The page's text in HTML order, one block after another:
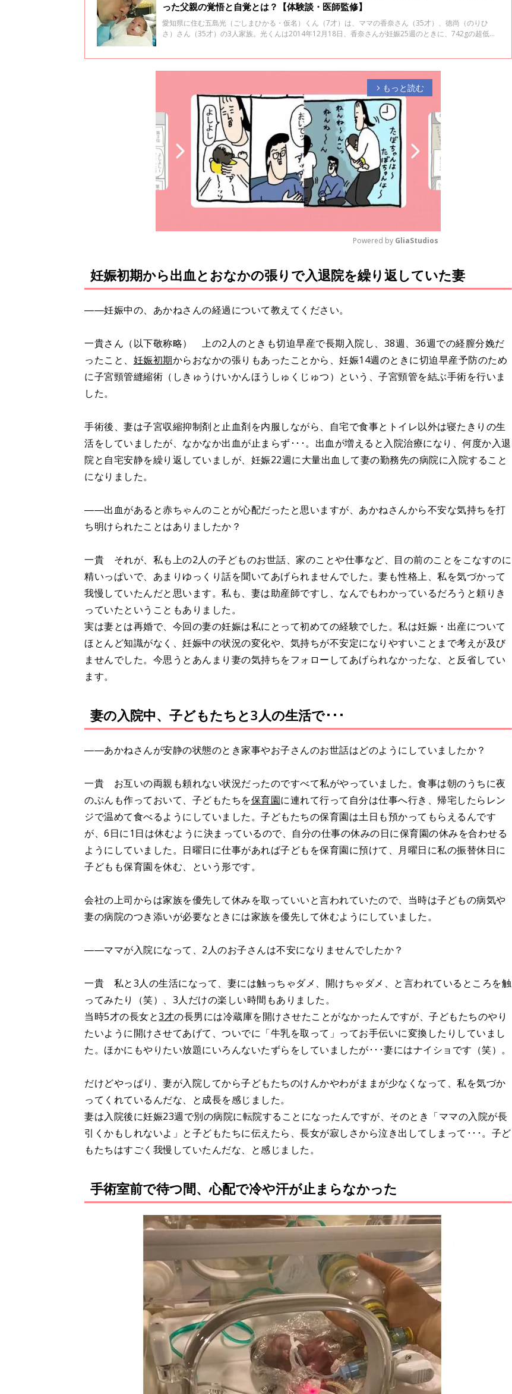
った父親の覚悟と自覚とは？【体験談・医師監修】
愛知県に住む五島光（ごしまひかる・仮名）くん（7才）は、ママの香奈さん（35才）、徳尚（のりひ
さ）さん（35才）の3人家族。光くんは2014年12月18日、香奈さんが妊娠25週のときに、742gの超低出
arrow_forward_ios もっと読む
M
u
Powered by GliaStudios
妊娠初期から出血とおなかの張りで入退院を繰り返していた妻
――妊娠中の、あかねさんの経過について教えてください。
一貴さん（以下敬称略） 上の2人のときも切迫早産で長期入院し、38週、36週での経膣分娩だ
ったこと、 妊娠初期からおなかの張りもあったことから、妊娠14週のときに切迫早産予防のため
に子宮頸管縫縮術（しきゅうけいかんほうしゅくじゅつ）という、子宮頸管を結ぶ手術を行いま
した。
手術後、妻は子宮収縮抑制剤と止血剤を内服しながら、自宅で食事とトイレ以外は寝たきりの生
活をしていましたが、なかなか出血が止まらず･･･。出血が増えると入院治療になり、何度か入退
院と自宅安静を繰り返していましが、妊娠22週に大量出血して妻の勤務先の病院に入院すること
になりました。
――出血があると赤ちゃんのことが心配だったと思いますが、あかねさんから不安な気持ちを打
ち明けられたことはありましたか？
一貴 それが、私も上の2人の子どものお世話、家のことや仕事など、目の前のことをこなすのに
精いっぱいで、あまりゆっくり話を聞いてあげられませんでした。妻も性格上、私を気づかって
我慢していたんだと思います。私も、妻は助産師ですし、なんでもわかっているだろうと頼りき
っていたということもありました。
実は妻とは再婚で、今回の妻の妊娠は私にとって初めての経験でした。私は妊娠・出産について
ほとんど知識がなく、妊娠中の状況の変化や、気持ちが不安定になりやすいことまで考えが及び
ませんでした。今思うとあんまり妻の気持ちをフォローしてあげられなかったな、と反省してい
ます。
妻の入院中、子どもたちと3人の生活で･･･
――あかねさんが安静の状態のとき家事やお子さんのお世話はどのようにしていましたか？
一貴 お互いの両親も頼れない状況だったのですべて私がやっていました。食事は朝のうちに夜
のぶんも作っておいて、子どもたちを保育園に連れて行って自分は仕事へ行き、帰宅したらレン
ジで温めて食べるようにしていました。子どもたちの保育園は土日も預かってもらえるんです
が、6日に1日は休むように決まっているので、自分の仕事の休みの日に保育園の休みを合わせる
ようにしていました。日曜日に仕事があれば子どもを保育園に預けて、月曜日に私の振替休日に
子どもも保育園を休む、という形です。
会社の上司からは家族を優先して休みを取っていいと言われていたので、当時は子どもの病気や
妻の病院のつき添いが必要なときには家族を優先して休むようにしていました。
――ママが入院になって、2人のお子さんは不安になりませんでしたか？
一貴 私と3人の生活になって、妻には触っちゃダメ、開けちゃダメ、と言われているところを触
ってみたり（笑）、3人だけの楽しい時間もありました。
当時5才の長女と3才の長男には冷蔵庫を開けさせたことがなかったんですが、子どもたちのやり
たいように開けさせてあげて、ついでに「牛乳を取って」ってお手伝いに変換したりしていまし
た。ほかにもやりたい放題にいろんないたずらをしていましたが･･･妻にはナイショです（笑）。
だけどやっぱり、妻が入院してから子どもたちのけんかやわがままが少なくなって、私を気づか
ってくれているんだな、と成長を感じました。
妻は入院後に妊娠23週で別の病院に転院することになったんですが、そのとき「ママの入院が長
引くかもしれないよ」と子どもたちに伝えたら、長女が寂しさから泣き出してしまって･･･。子ど
もたちはすごく我慢していたんだな、と感じました。
手術室前で待つ間、心配で冷や汗が止まらなかった